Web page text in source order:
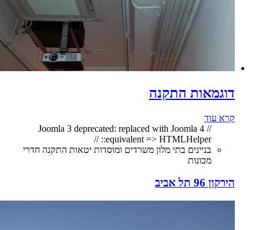
דוגמאות התקנה
קרא עוד
// Joomla 3 deprecated: replaced with Joomla 4
equivalent => HTMLHelper:: //
בניינים בתי מלון משרדים ומוסדות יטאות התקנה חדרי
מכונות
הירקון 96 תל אביב